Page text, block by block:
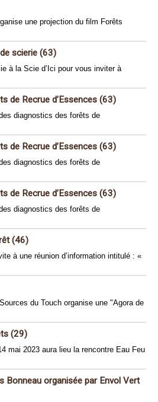
une projection du film Forêts
scierie (63)
à la Scie d’Ici pour vous inviter à
de Recrue d’Essences (63)
diagnostics des forêts de
de Recrue d’Essences (63)
diagnostics des forêts de
de Recrue d’Essences (63)
diagnostics des forêts de
(46)
à une réunion d’information intitulé : «
du Touch organise une "Agora de
(29)
mai 2023 aura lieu la rencontre Eau Feu
Bonneau organisée par Envol Vert